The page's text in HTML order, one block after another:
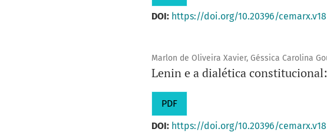
DOI: https://doi.org/10.20396/
Marlon de Oliveira Xavier, Géssica Carolina
Lenin e a dialética
PDF
DOI: https://doi.org/10.20396/